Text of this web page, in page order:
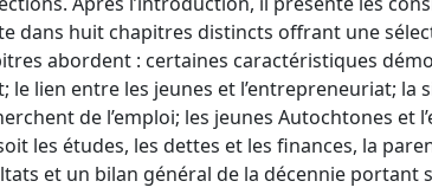
dans huit chapitres distincts offrant une
abordent : certaines caractéristiques
le lien entre les jeunes et l’entrepreneuriat; la
de l’emploi; les jeunes Autochtones et
les études, les dettes et les finances, la
et un bilan général de la décennie portant